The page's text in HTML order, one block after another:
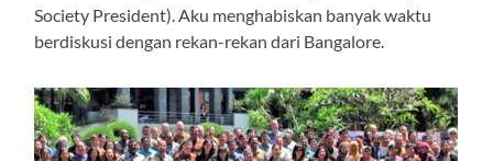
Society President). Aku menghabiskan banyak waktu
berdiskusi dengan rekan-rekan dari Bangalore.